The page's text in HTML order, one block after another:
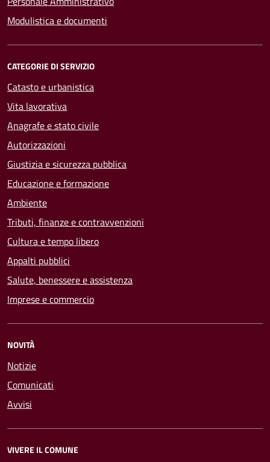
Modulistica e documenti
CATEGORIE DI SERVIZIO
Catasto e urbanistica
Vita lavorativa
Anagrafe e stato civile
Autorizzazioni
Giustizia e sicurezza pubblica
Educazione e formazione
Ambiente
Tributi, finanze e contravvenzioni
Cultura e tempo libero
Appalti pubblici
Salute, benessere e assistenza
Imprese e commercio
NOVITÀ
Notizie
Comunicati
Avvisi
VIVERE IL COMUNE